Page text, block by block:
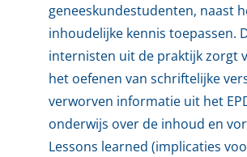
geneeskundestudenten, naast
inhoudelijke kennis toepassen.
internisten uit de praktijk zorgt
het oefenen van schriftelijke
verworven informatie uit het
onderwijs over de inhoud en
Lessons learned (implicaties